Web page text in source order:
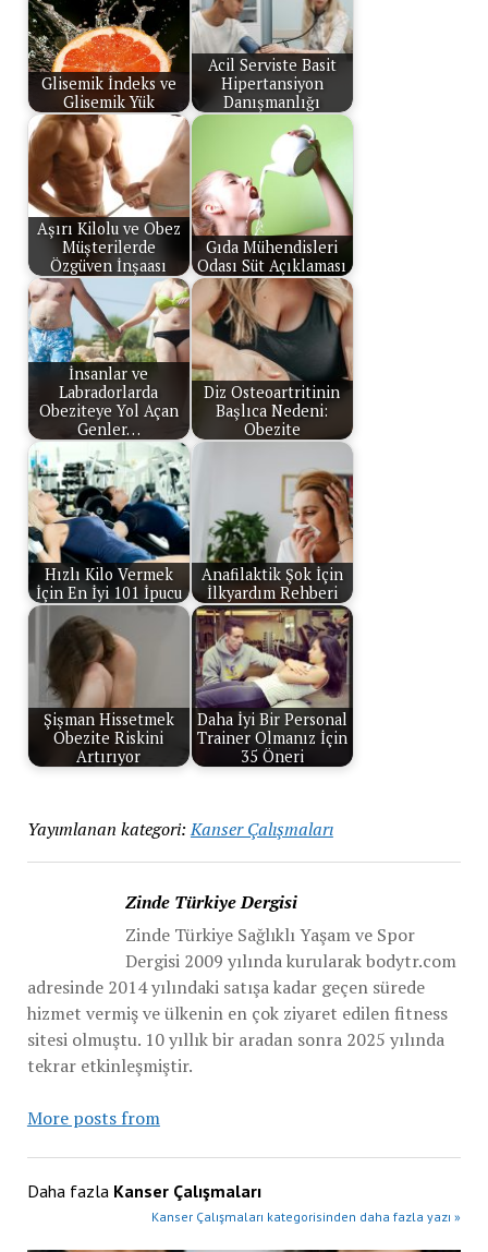
Glisemik İndeks ve
Glisemik Yük
Acil Serviste Basit
Hipertansiyon
Danışmanlığı
Aşırı Kilolu ve Obez
Müşterilerde
Özgüven İnşaası
Gıda Mühendisleri
Odası Süt Açıklaması
İnsanlar ve
Labradorlarda
Obeziteye Yol Açan
Genler…
Diz Osteoartritinin
Başlıca Nedeni:
Obezite
Hızlı Kilo Vermek
İçin En İyi 101 İpucu
Anafilaktik Şok İçin
İlkyardım Rehberi
Şişman Hissetmek
Obezite Riskini
Artırıyor
Daha İyi Bir Personal
Trainer Olmanız İçin
35 Öneri
Yayımlanan kategori: Kanser Çalışmaları
Zinde Türkiye Dergisi
Zinde Türkiye Sağlıklı Yaşam ve Spor
Dergisi 2009 yılında kurularak bodytr.com
adresinde 2014 yılındaki satışa kadar geçen sürede
hizmet vermiş ve ülkenin en çok ziyaret edilen fitness
sitesi olmuştu. 10 yıllık bir aradan sonra 2025 yılında
tekrar etkinleşmiştir.
More posts from
Daha fazla Kanser Çalışmaları
Kanser Çalışmaları kategorisinden daha fazla yazı »